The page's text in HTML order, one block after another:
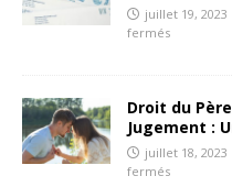
juillet 19, 2023
fermés
Droit du
Jugement :
juillet 18, 2023
fermés